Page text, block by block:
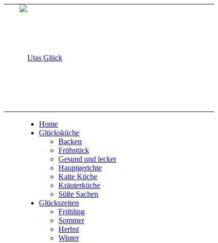
Home
Glücksküche
Backen
Frühstück
Gesund und lecker
Hauptgerichte
Kalte Küche
Kräuterküche
Süße Sachen
Glückszeiten
Frühling
Sommer
Herbst
Winter